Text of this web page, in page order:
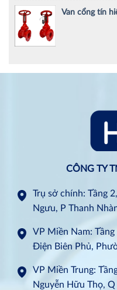
Van cổng tín
CÔNG TY
Trụ sở chính: Tầng
Ngưu, P Thanh
VP Miền Nam:
Điện Biên Phủ,
VP Miền Trung:
Nguyễn Hữu Thọ,